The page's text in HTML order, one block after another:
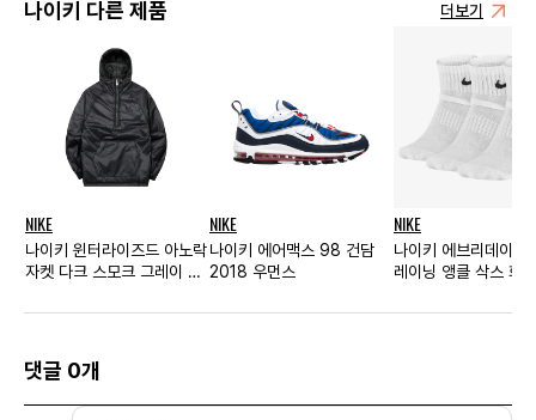
나이키 다른 제품 더보기
NIKE
나이키 윈터라이즈드 아노락
자켓 다크 스모크 그레이 -
NIKE
나이키 에어맥스 98 건담
2018 우먼스
NIKE
나이키 에브리데이
레이닝 앵클 삭스 화
댓글 0개